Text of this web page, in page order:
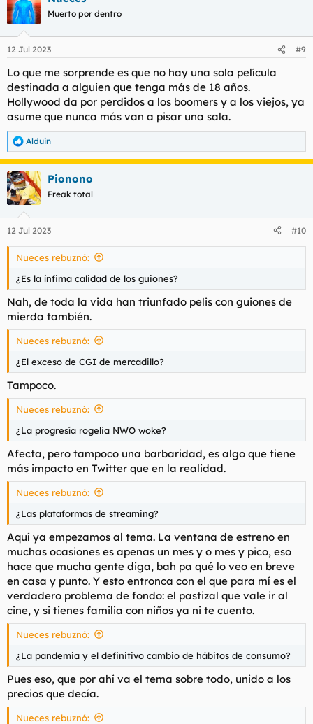
Muerto por dentro
12 Jul 2023 #9
Lo que me sorprende es que no hay una sola película
destinada a alguien que tenga más de 18 años.
Hollywood da por perdidos a los boomers y a los viejos, ya
asume que nunca más van a pisar una sala.
R
e
a
c
c
i
e
s
Alduin
Pionono
Freak total
12 Jul 2023 #10
Nueces rebuznó:
¿Es la ínfima calidad de los guiones?
Nah, de toda la vida han triunfado pelis con guiones de
mierda también.
Nueces rebuznó:
¿El exceso de CGI de mercadillo?
Tampoco.
Nueces rebuznó:
¿La progresía rogelia NWO woke?
Afecta, pero tampoco una barbaridad, es algo que tiene
más impacto en Twitter que en la realidad.
Nueces rebuznó:
¿Las plataformas de streaming?
Aquí ya empezamos al tema. La ventana de estreno en
muchas ocasiones es apenas un mes y o mes y pico, eso
hace que mucha gente diga, bah pa qué lo veo en breve
en casa y punto. Y esto entronca con el que para mí es el
verdadero problema de fondo: el pastizal que vale ir al
cine, y si tienes familia con niños ya ni te cuento.
Nueces rebuznó:
¿La pandemia y el definitivo cambio de hábitos de consumo?
Pues eso, que por ahí va el tema sobre todo, unido a los
precios que decía.
Nueces rebuznó: